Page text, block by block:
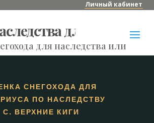
Личный кабинет
для нотариуса
для наследства или
СНЕГОХОДА ДЛЯ
ПО НАСЛЕДСТВУ
С. ВЕРХНИЕ КИГИ